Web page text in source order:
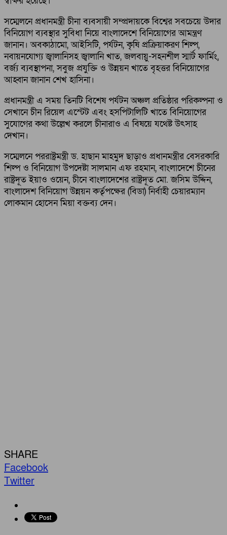
সম্মেলনে প্রধানমন্ত্রী চীনা ব্যবসায়ী সম্প্রদায়কে বিশ্বের সবচেয়ে উদার
বিনিয়োগ ব্যবস্থার সুবিধা নিয়ে বাংলাদেশে বিনিয়োগের আমন্ত্রণ
জানান। অবকাঠামো, আইসিটি, পর্যটন, কৃষি প্রক্রিয়াকরণ শিল্প,
নবায়নযোগ্য জ্বালানিসহ জ্বালানি খাত, জলবায়ু-সহনশীল স্মার্ট ফার্মিং,
বর্জ্য ব্যবস্থাপনা, সবুজ প্রযুক্তি ও উন্নয়ন খাতে বৃহত্তর বিনিয়োগের
আহ্বান জানান শেখ হাসিনা।
প্রধানমন্ত্রী এ সময় তিনটি বিশেষ পর্যটন অঞ্চল প্রতিষ্ঠার পরিকল্পনা ও
সেখানে চীন রিয়েল এস্টেট এবং হসপিটালিটি খাতে বিনিয়োগের
সুযোগের কথা উল্লেখ করলে চীনারাও এ বিষয়ে যথেষ্ট উৎসাহ
দেখান।
সম্মেলনে পররাষ্ট্রমন্ত্রী ড. হাছান মাহমুদ ছাড়াও প্রধানমন্ত্রীর বেসরকারি
শিল্প ও বিনিয়োগ উপদেষ্টা সালমান এফ রহমান, বাংলাদেশে চীনের
রাষ্ট্রদূত ইয়াও ওয়েন, চীনে বাংলাদেশের রাষ্ট্রদূত মো. জসিম উদ্দিন,
বাংলাদেশ বিনিয়োগ উন্নয়ন কর্তৃপক্ষের (বিডা) নির্বাহী চেয়ারম্যান
লোকমান হোসেন মিয়া বক্তব্য দেন।
SHARE
Facebook
Twitter